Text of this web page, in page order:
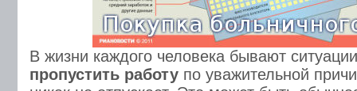
В жизни каждого человека бывают
пропустить работу по уважительной